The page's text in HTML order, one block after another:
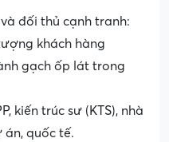
đối thủ cạnh tranh:
khách hàng
gạch ốp lát trong
kiến trúc sư (KTS), nhà
án, quốc tế.